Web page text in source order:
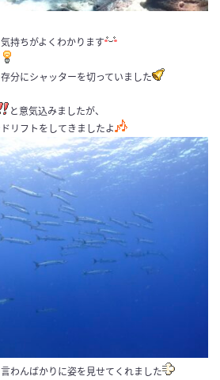
持ちがよくわかります
分にシャッターを切っていました
と意気込みましたが、
リフトをしてきましたよ
わんばかりに姿を見せてくれました